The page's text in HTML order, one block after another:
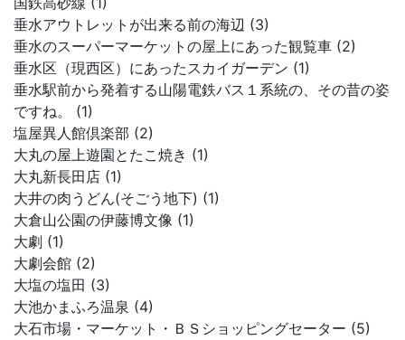
垂水アウトレットが出来る前の海辺 (3)
垂水のスーパーマーケットの屋上にあった観覧車 (2)
垂水区（現西区）にあったスカイガーデン (1)
垂水駅前から発着する山陽電鉄バス１系統の、その昔の姿
ですね。 (1)
塩屋異人館倶楽部 (2)
大丸の屋上遊園とたこ焼き (1)
大丸新長田店 (1)
大井の肉うどん(そごう地下) (1)
大倉山公園の伊藤博文像 (1)
大劇 (1)
大劇会館 (2)
大塩の塩田 (3)
大池かまふろ温泉 (4)
大石市場・マーケット・ＢＳショッピングセーター (5)